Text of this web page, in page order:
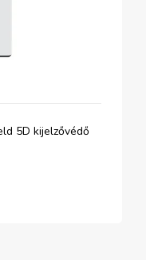
5D kijelzővédő